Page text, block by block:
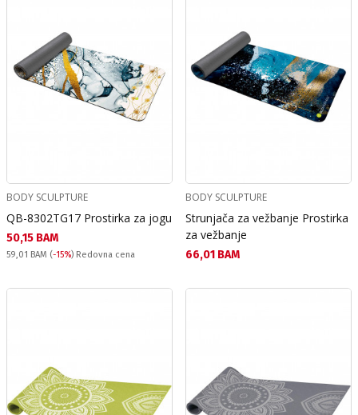
BODY SCULPTURE
QB-8302TG17 Prostirka za jogu
Текуща цена:
50,15 BAM
Redovna cena:
59,01 BAM (-15%) Redovna cena
BODY SCULPTURE
Strunjača za vežbanje Prostirka
za vežbanje
Текуща цена:
66,01 BAM